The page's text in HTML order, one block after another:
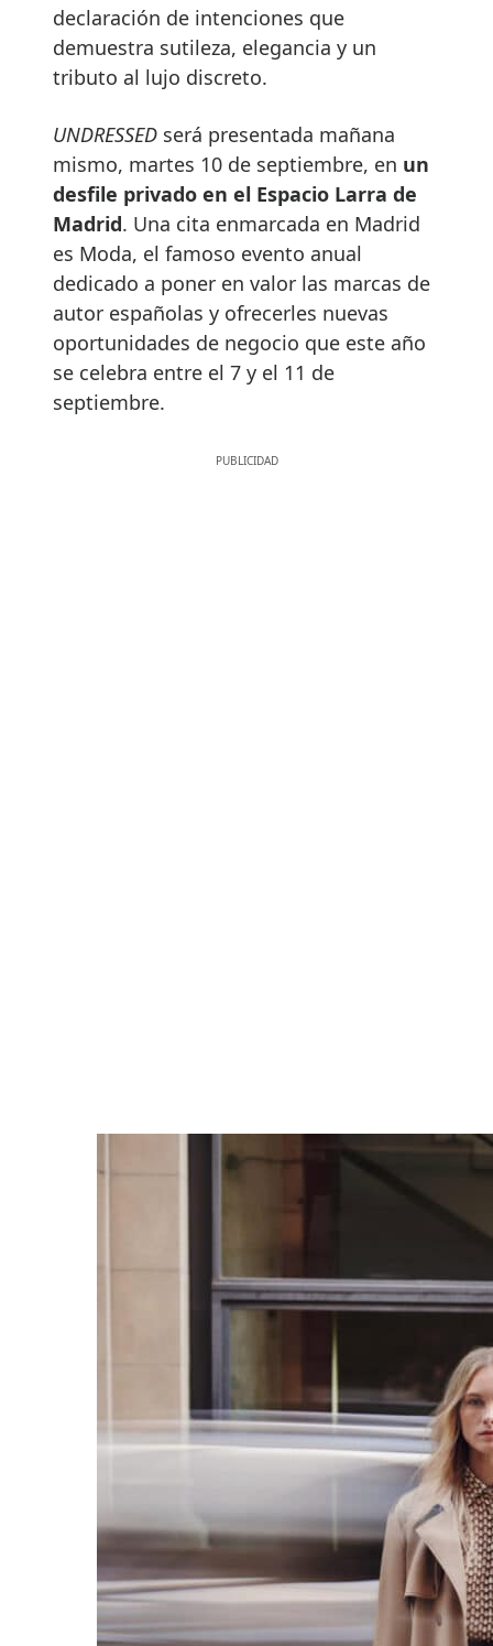
declaración de intenciones que
demuestra sutileza, elegancia y un
tributo al lujo discreto.
UNDRESSED será presentada mañana
mismo, martes 10 de septiembre, en un
desfile privado en el Espacio Larra de
Madrid. Una cita enmarcada en Madrid
es Moda, el famoso evento anual
dedicado a poner en valor las marcas de
autor españolas y ofrecerles nuevas
oportunidades de negocio que este año
se celebra entre el 7 y el 11 de
septiembre.